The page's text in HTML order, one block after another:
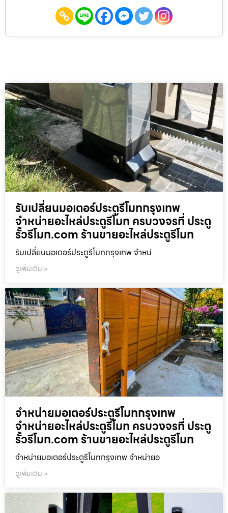
รับเปลี่ยนมอเตอร์ประตูรีโมทกรุงเทพ
จำหน่ายอะไหล่ประตูรีโมท ครบวงจรที่ ประตู
รั้วรีโมท.com ร้านขายอะไหล่ประตูรีโมท
รับเปลี่ยนมอเตอร์ประตูรีโมทกรุงเทพ จำหน่
ดูเพิ่มเติม »
จำหน่ายมอเตอร์ประตูรีโมทกรุงเทพ
จำหน่ายอะไหล่ประตูรีโมท ครบวงจรที่ ประตู
รั้วรีโมท.com ร้านขายอะไหล่ประตูรีโมท
จำหน่ายมอเตอร์ประตูรีโมทกรุงเทพ จำหน่ายอ
ดูเพิ่มเติม »